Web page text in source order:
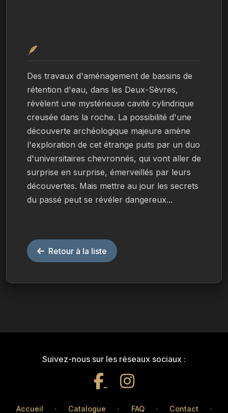
🪶
Des travaux d'aménagement de bassins de
rétention d'eau, dans les Deux-Sèvres,
révèlent une mystérieuse cavité cylindrique
creusée dans la roche. La possibilité d'une
découverte archéologique majeure amène
l'exploration de cet étrange puits par un duo
d'universitaires chevronnés, qui vont aller de
surprise en surprise, émerveillés par leurs
découvertes. Mais mettre au jour les secrets
du passé peut se révéler dangereux...
Retour à la liste
Suivez-nous sur les réseaux sociaux :
Accueil · Catalogue · FAQ · Contact ·